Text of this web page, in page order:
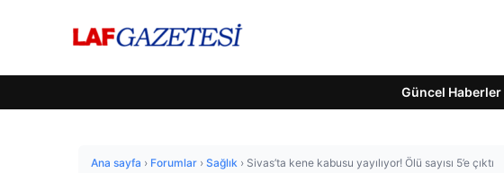
Güncel Haberler
Ana sayfa › Forumlar › Sağlık › Sivas’ta kene kabusu yayılıyor! Ölü sayısı 5’e çıktı